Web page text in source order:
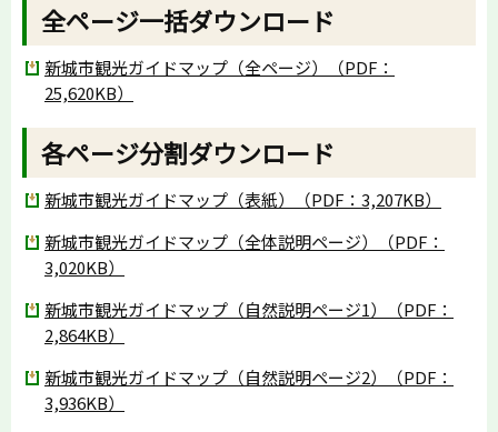
全ページ一括ダウンロード
新城市観光ガイドマップ（全ページ）（PDF：
25,620KB）
各ページ分割ダウンロード
新城市観光ガイドマップ（表紙）（PDF：3,207KB）
新城市観光ガイドマップ（全体説明ページ）（PDF：
3,020KB）
新城市観光ガイドマップ（自然説明ページ1）（PDF：
2,864KB）
新城市観光ガイドマップ（自然説明ページ2）（PDF：
3,936KB）